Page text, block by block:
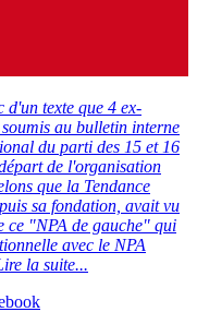
d'un texte que 4 ex-
au bulletin interne
du parti des 15 et 16
de l'organisation
que la Tendance
sa fondation, avait vu
ce "NPA de gauche" qui
avec le NPA
la suite...